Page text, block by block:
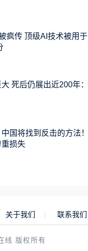
疯传 顶级AI技术被用于
死后仍展出近200年：
国将找到反击的方法！
损失
关于我们 联系我们
版权所有